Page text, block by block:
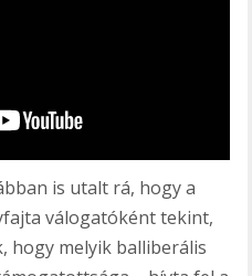
is utalt rá, hogy a
válogatóként tekint,
hogy melyik balliberális